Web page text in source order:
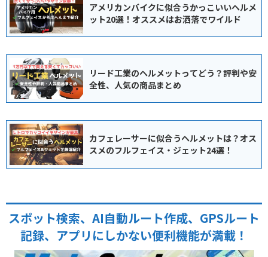
アメリカンバイクに似合うかっこいいヘルメ
ット20選！オススメはお洒落でワイルド
リード工業のヘルメットってどう？評判や安
全性、人気の商品まとめ
カフェレーサーに似合うヘルメットは？オス
スメのフルフェイス・ジェット24選！
スポット検索、AI自動ルート作成、GPSルート
記録、アプリにしかない便利機能が満載！